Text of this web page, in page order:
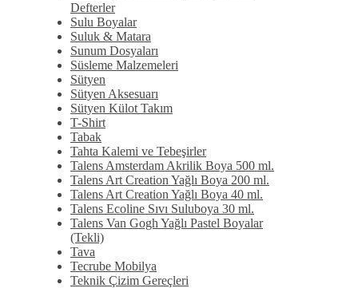
Defterler
Sulu Boyalar
Suluk & Matara
Sunum Dosyaları
Süsleme Malzemeleri
Sütyen
Sütyen Aksesuarı
Sütyen Külot Takım
T-Shirt
Tabak
Tahta Kalemi ve Tebeşirler
Talens Amsterdam Akrilik Boya 500 ml.
Talens Art Creation Yağlı Boya 200 ml.
Talens Art Creation Yağlı Boya 40 ml.
Talens Ecoline Sıvı Suluboya 30 ml.
Talens Van Gogh Yağlı Pastel Boyalar
(Tekli)
Tava
Tecrube Mobilya
Teknik Çizim Gereçleri